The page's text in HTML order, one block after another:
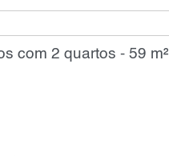
com 2 quartos - 59 m²